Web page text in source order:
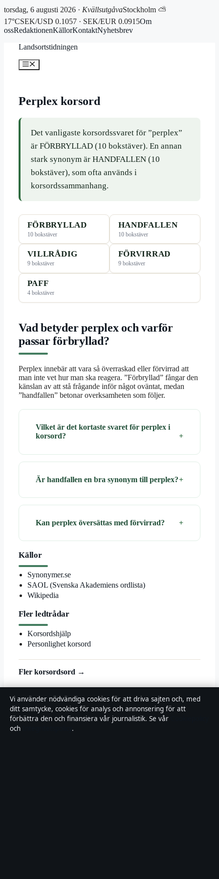
torsdag, 6 augusti 2026 · KvällsutgåvaStockholm ⛅
17°CSEK/USD 0.1057 · SEK/EUR 0.0915Om
ossRedaktionenKällorKontaktNyhetsbrev
Landsortstidningen
Meny
Perplex korsord
Det vanligaste korsordssvaret för ”perplex”
är FÖRBRYLLAD (10 bokstäver). En annan
stark synonym är HANDFALLEN (10
bokstäver), som ofta används i
korsordssammanhang.
FÖRBRYLLAD
10 bokstäver
HANDFALLEN
10 bokstäver
VILLRÅDIG
9 bokstäver
FÖRVIRRAD
9 bokstäver
PAFF
4 bokstäver
Vad betyder perplex och varför
passar förbryllad?
Perplex innebär att vara så överraskad eller förvirrad att
man inte vet hur man ska reagera. ”Förbryllad” fångar den
känslan av att stå frågande inför något oväntat, medan
”handfallen” betonar overksamheten som följer.
Vilket är det kortaste svaret för perplex i
korsord?
Är handfallen en bra synonym till perplex?
Kan perplex översättas med förvirrad?
Källor
Synonymer.se
SAOL (Svenska Akademiens ordlista)
Wikipedia
Fler ledtrådar
Korsordshjälp
Personlighet korsord
Fler korsordsord →
© 2026 Landsortstidningen
Landsortstidningen
Film, tv och nöjesnyheter med småstadsperspektiv — från premiärer
Vi använder nödvändiga cookies för att driva sajten och, med
ditt samtycke, cookies för analys och annonsering för att
förbättra den och finansiera vår journalistik. Se vår
och
.